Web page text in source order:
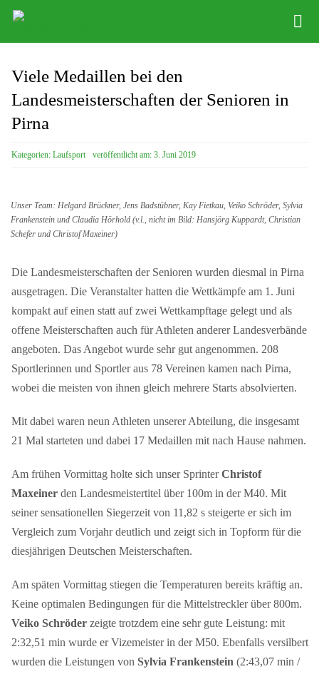
Zum
Abteilung
Veranstaltungen
Kontakt
Viele Medaillen bei den
Landesmeisterschaften der Senioren in
Pirna
Kategorien: Laufsport veröffentlicht am: 3. Juni 2019
Unser Team: Helgard Brückner, Jens Badstübner, Kay Fietkau, Veiko Schröder, Sylvia
Frankenstein und Claudia Hörhold (v.l., nicht im Bild: Hansjörg Kuppardt, Christian
Schefer und Christof Maxeiner)
Die Landesmeisterschaften der Senioren wurden diesmal in Pirna
ausgetragen. Die Veranstalter hatten die Wettkämpfe am 1. Juni
kompakt auf einen statt auf zwei Wettkampftage gelegt und als
offene Meisterschaften auch für Athleten anderer Landesverbände
angeboten. Das Angebot wurde sehr gut angenommen. 208
Sportlerinnen und Sportler aus 78 Vereinen kamen nach Pirna,
wobei die meisten von ihnen gleich mehrere Starts absolvierten.
Mit dabei waren neun Athleten unserer Abteilung, die insgesamt
21 Mal starteten und dabei 17 Medaillen mit nach Hause nahmen.
Am frühen Vormittag holte sich unser SprinterChristof
Maxeinerden Landesmeistertitel über 100m in der M40. Mit
seiner sensationellen Siegerzeit von 11,82 s steigerte er sich im
Vergleich zum Vorjahr deutlich und zeigt sich in Topform für die
diesjährigen Deutschen Meisterschaften.
Am späten Vormittag stiegen die Temperaturen bereits kräftig an.
Keine optimalen Bedingungen für die Mittelstreckler über 800m.
Veiko Schröderzeigte trotzdem eine sehr gute Leistung: mit
2:32,51 min wurde er Vizemeister in der M50. Ebenfalls versilbert
wurden die Leistungen von Sylvia Frankenstein (2:43,07 min /